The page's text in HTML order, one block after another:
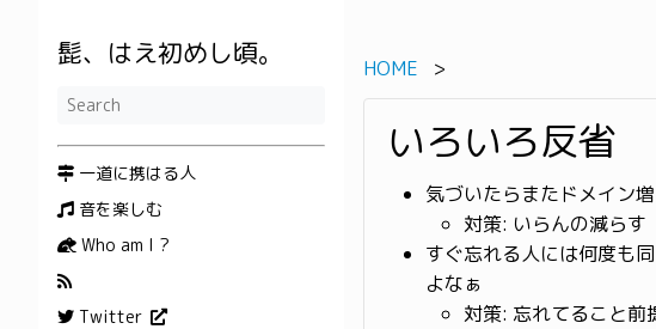
髭、はえ初めし頃。
一道に携はる人
音を楽しむ
Who am I ?
Twitter
HOME
いろいろ反省
気づいたらまたドメイン
対策: いらんの減らす
すぐ忘れる人には何度も
よなぁ
対策: 忘れてること前